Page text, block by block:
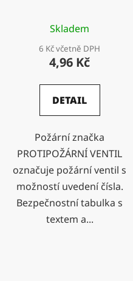
Skladem
6 Kč včetně DPH
4,96 Kč
DETAIL
Požární značka
PROTIPOŽÁRNÍ VENTIL
označuje požární ventil s
možností uvedení čísla.
Bezpečnostní tabulka s
textem a...